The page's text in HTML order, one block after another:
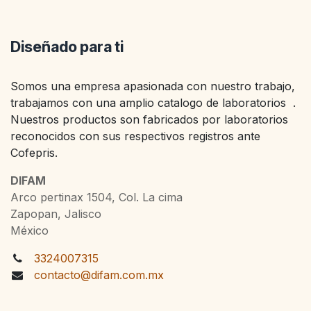
Diseñado para ti
Somos una empresa apasionada con nuestro trabajo,
trabajamos con una amplio catalogo de laboratorios .
Nuestros productos son fabricados por laboratorios
reconocidos con sus respectivos registros ante
Cofepris.
DIFAM
Arco pertinax 1504, Col. La cima
Zapopan, Jalisco
México
3324007315
contacto@difam.com.mx